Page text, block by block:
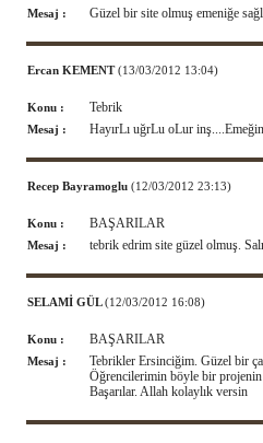
Mesaj : Güzel bir site olmuş emeniğe
Ercan KEMENT(13/03/2012 13:04)
Konu : Tebrik
Mesaj : HayırLı uğrLu oLur
Recep Bayramoglu (12/03/2012 23:13)
Konu : BAŞARILAR
Mesaj : tebrik edrim site güzel olmuş.
SELAMİ GÜL(12/03/2012 16:08)
Konu : BAŞARILAR
Mesaj :
Tebrikler Ersinciğim. Güzel bir
Öğrencilerimin böyle bir projenin
Başarılar. Allah kolaylık versin